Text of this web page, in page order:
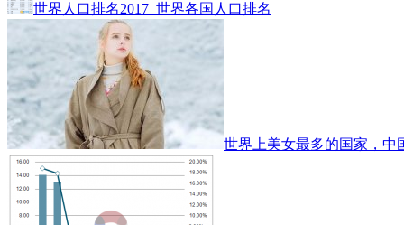
世界人口排名2017_世界各国人口排名
世界上美女最多的国家，中